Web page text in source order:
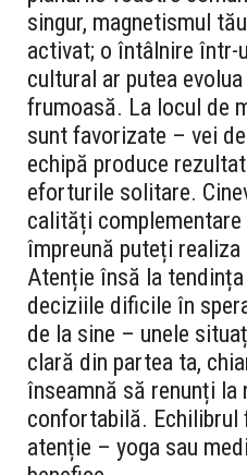
singur, magnetismul
activat; o întâlnire într-
cultural ar putea
frumoasă. La locul de
sunt favorizate – vei
echipă produce
eforturile solitare.
calități
împreună puteți realiza
Atenție însă la
deciziile dificile în
de la sine – unele
clară din partea ta,
înseamnă să renunți la
confortabilă. Echilibrul
atenție – yoga sau